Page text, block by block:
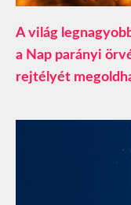
A világ
a Nap parányi
rejtélyét